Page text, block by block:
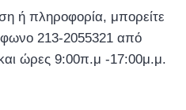
ή πληροφορία, μπορείτε
213-2055321 από
ώρες 9:00π.μ -17:00μ.μ.